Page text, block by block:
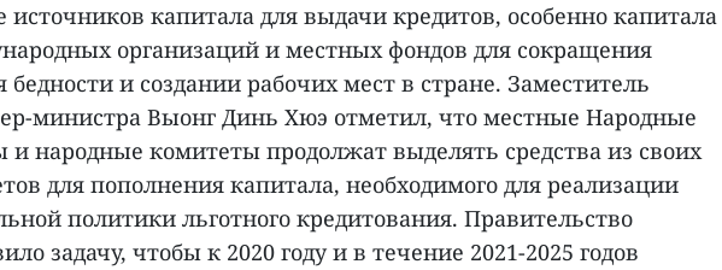
источников капитала для выдачи кредитов, особенно капитала
организаций и местных фондов для сокращения
бедности и создании рабочих мест в стране. Заместитель
министра Выонг Динь Хюэ отметил, что местные Народные
и народные комитеты продолжат выделять средства из своих
для пополнения капитала, необходимого для реализации
политики льготного кредитования. Правительство
задачу, чтобы к 2020 году и в течение 2021-2025 годов